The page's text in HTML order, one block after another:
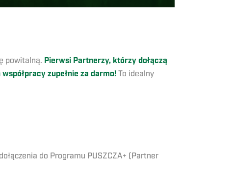
powitalną. Pierwsi Partnerzy, którzy dołączą
zupełnie za darmo! To idealny
do Programu PUSZCZA+ (Partner